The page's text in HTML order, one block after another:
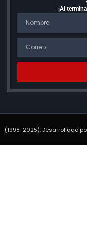
¡Al
(1998-2025). Desarrollado